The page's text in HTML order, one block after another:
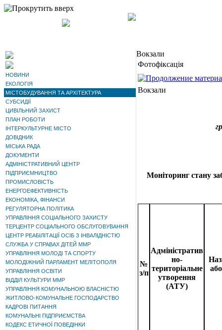
НОВИНИ
ЕКОЛОГІЯ
МІСТОБУДУВАННЯ ТА АРХІТЕКТУРА
СУБСИДІЇ
ЦИВІЛЬНИЙ ЗАХИСТ
ПЛАН РОБОТИ
ІНТЕРКУЛЬТУРНЕ МІСТО
ДОВІДНИК
МІСЬКА РАДА
ДОКУМЕНТИ
АДМІНІСТРАТИВНИЙ ЦЕНТР
ПІДПРИЄМНИЦТВО
ПРОМИСЛОВІСТЬ
ЕНЕРГОЕФЕКТИВНІСТЬ
ЕКОНОМІКА, ФІНАНСИ
РЕГУЛЯТОРНА ПОЛІТИКА
УПРАВЛІННЯ СОЦІАЛЬНОГО ЗАХИСТУ
ТЕРЦЕНТР СОЦІАЛЬНОГО ОБСЛУГОВУВАННЯ
ЦЕНТР РЕАБІЛІТАЦІЇ ОСІБ З ІНВАЛІДНІСТЮ
СЛУЖБА У СПРАВАХ ДІТЕЙ ММР
УПРАВЛІННЯ МОЛОДІ ТА СПОРТУ
МОЛОДІЖНИЙ ПАРЛАМЕНТ МЕЛІТОПОЛЯ
УПРАВЛІННЯ ОСВІТИ
ВІДДІЛ КУЛЬТУРИ ММР
УПРАВЛІННЯ КОМУНАЛЬНОЮ ВЛАСНІСТЮ
ЖИТЛОВО-КОМУНАЛЬНЕ ГОСПОДАРСТВО
КАДРОВІ ПИТАННЯ
КОМУНАЛЬНІ ПІДПРИЄМСТВА
КОДЕКС ЕТИЧНОЇ ПОВЕДІНКИ
Вокзали
Фотофіксація
Вокзали
Моніторинг стану
№
з/п
Адміністратив
но-
територіальне
утворення
(АТУ)